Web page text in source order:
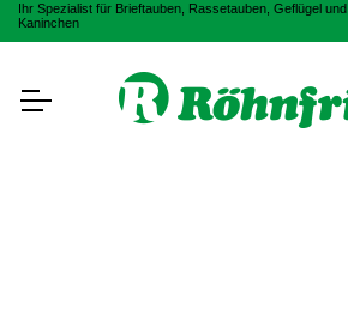
Ihr Spezialist für Brieftauben, Rassetauben, Geflügel und
Kaninchen